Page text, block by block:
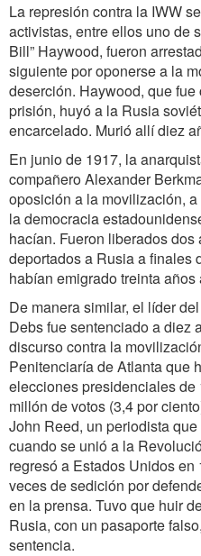
La represión contra la IWW
activistas, entre ellos uno de
Bill” Haywood, fueron
siguiente por oponerse a la
deserción. Haywood, que
prisión, huyó a la Rusia
encarcelado. Murió allí diez
En junio de 1917, la
compañero Alexander
oposición a la movilización,
la democracia
hacían. Fueron liberados
deportados a Rusia a finales
habían emigrado treinta años
De manera similar, el líder
Debs fue sentenciado a diez
discurso contra la
Penitenciaría de Atlanta que
elecciones presidenciales
millón de votos (3,4 por
John Reed, un periodista
cuando se unió a la
regresó a Estados Unidos
veces de sedición por
en la prensa. Tuvo que huir
Rusia, con un pasaporte
sentencia.